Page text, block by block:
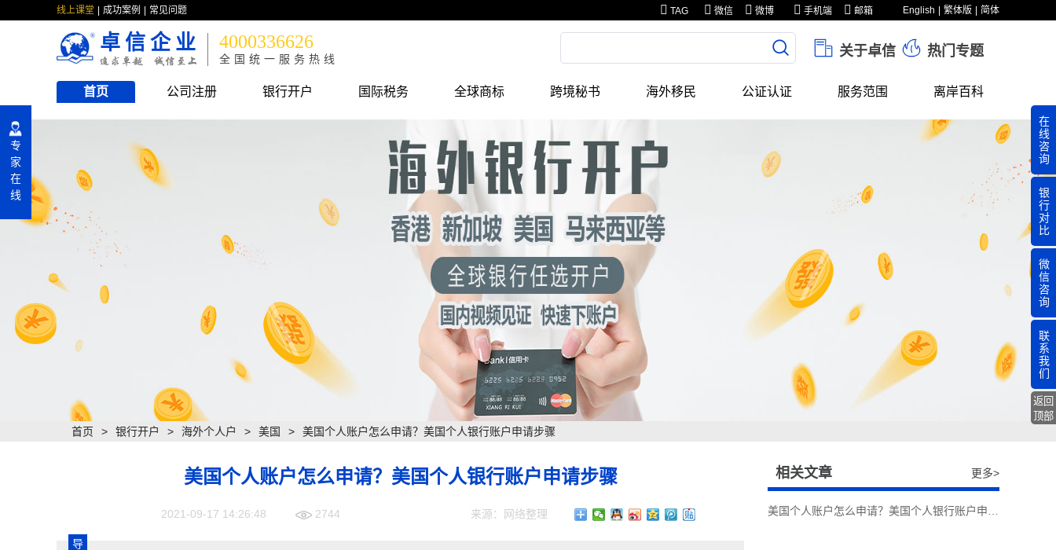
线上课堂 成功案例 常见问题 English 繁体版 简体
TAG 微信 微博 手机端 邮箱
卓信企业 4000336626
全国统一服务热线
关于卓信 热门专题
首页 公司注册 银行开户 国际税务 全球商标 跨境秘书 海外移民 公证认证 服务范围 离岸百科
首页 > 银行开户 > 海外个人户 > 美国 > 美国个人账户怎么申请？美国个人银行账户申请步骤
美国个人账户怎么申请？美国个人银行账户申请步骤
2021-09-17 14:26:48 2744 来源：网络整理
导
相关文章 更多>
专
家
在
线
在
线
咨
询
银
行
对
比
微
信
咨
询
联
系
我
们
返回
顶部